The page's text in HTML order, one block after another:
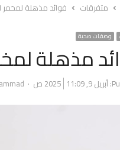
متفرقات فوائد مذهلة
وصفات صحية
مذهلة
أبريل 9, 2025 11:09 ص Author